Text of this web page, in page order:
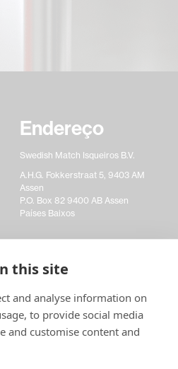
this site
and analyse information on
to provide social media
and customise content and
Endereço
Swedish Match Isqueiros B.V.
A.H.G. Fokkerstraat 5, 9403 AM
Assen
P.O. Box 82 9400 AB Assen
Países Baixos
Isso realmente nos
em qualquer
obrigado!